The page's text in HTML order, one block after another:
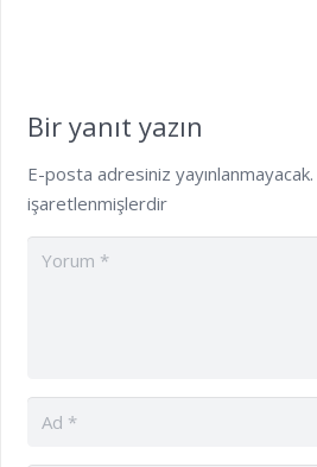
Bir yanıt yazın
E-posta adresiniz yayınlanmayacak.
işaretlenmişlerdir